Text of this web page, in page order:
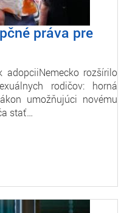
práva pre
adopciiNemecko rozšírilo
rodičov: horná
umožňujúci novému
stať…